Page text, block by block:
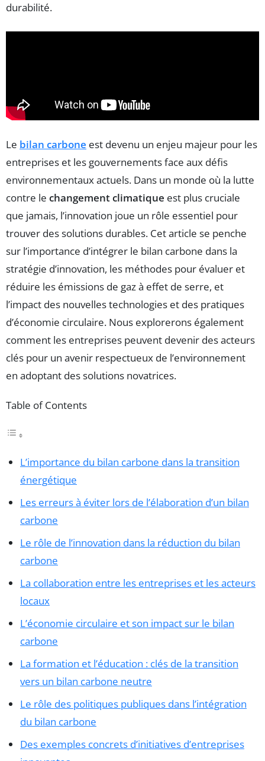
durabilité.
Le bilan carbone est devenu un enjeu majeur pour les
entreprises et les gouvernements face aux défis
environnementaux actuels. Dans un monde où la lutte
contre le changement climatique est plus cruciale
que jamais, l’innovation joue un rôle essentiel pour
trouver des solutions durables. Cet article se penche
sur l’importance d’intégrer le bilan carbone dans la
stratégie d’innovation, les méthodes pour évaluer et
réduire les émissions de gaz à effet de serre, et
l’impact des nouvelles technologies et des pratiques
d’économie circulaire. Nous explorerons également
comment les entreprises peuvent devenir des acteurs
clés pour un avenir respectueux de l’environnement
en adoptant des solutions novatrices.
Table of Contents
L’importance du bilan carbone dans la transition
énergétique
Les erreurs à éviter lors de l’élaboration d’un bilan
carbone
Le rôle de l’innovation dans la réduction du bilan
carbone
La collaboration entre les entreprises et les acteurs
locaux
L’économie circulaire et son impact sur le bilan
carbone
La formation et l’éducation : clés de la transition
vers un bilan carbone neutre
Le rôle des politiques publiques dans l’intégration
du bilan carbone
Des exemples concrets d’initiatives d’entreprises